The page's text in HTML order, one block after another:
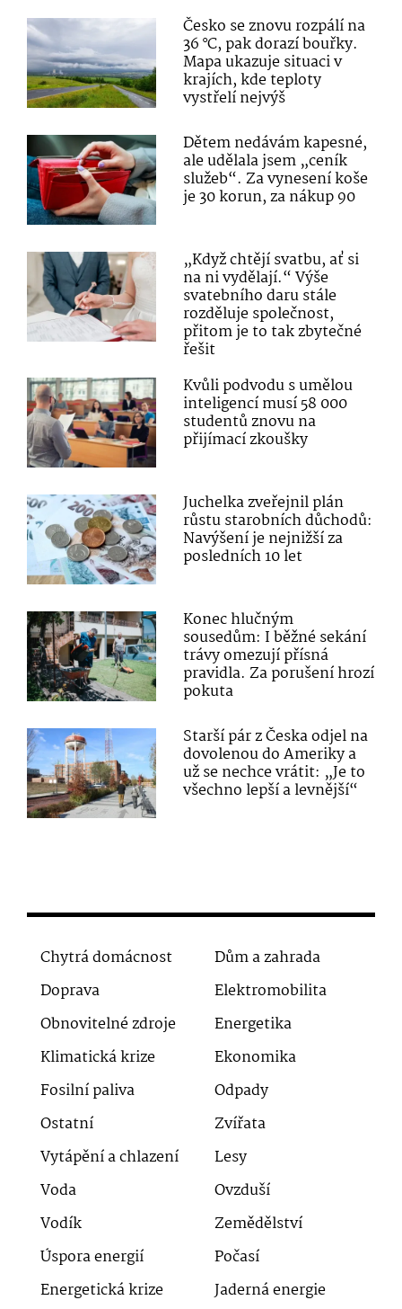
Česko se znovu rozpálí na
36 °C, pak dorazí bouřky.
Mapa ukazuje situaci v
krajích, kde teploty
vystřelí nejvýš
Dětem nedávám kapesné,
ale udělala jsem „ceník
služeb“. Za vynesení koše
je 30 korun, za nákup 90
„Když chtějí svatbu, ať si
na ni vydělají.“ Výše
svatebního daru stále
rozděluje společnost,
přitom je to tak zbytečné
řešit
Kvůli podvodu s umělou
inteligencí musí 58 000
studentů znovu na
přijímací zkoušky
Juchelka zveřejnil plán
růstu starobních důchodů:
Navýšení je nejnižší za
posledních 10 let
Konec hlučným
sousedům: I běžné sekání
trávy omezují přísná
pravidla. Za porušení hrozí
pokuta
Starší pár z Česka odjel na
dovolenou do Ameriky a
už se nechce vrátit: „Je to
všechno lepší a levnější“
Chytrá domácnost
Dům a zahrada
Doprava
Elektromobilita
Obnovitelné zdroje
Energetika
Klimatická krize
Ekonomika
Fosilní paliva
Odpady
Ostatní
Zvířata
Vytápění a chlazení
Lesy
Voda
Ovzduší
Vodík
Zemědělství
Úspora energií
Počasí
Energetická krize
Jaderná energie